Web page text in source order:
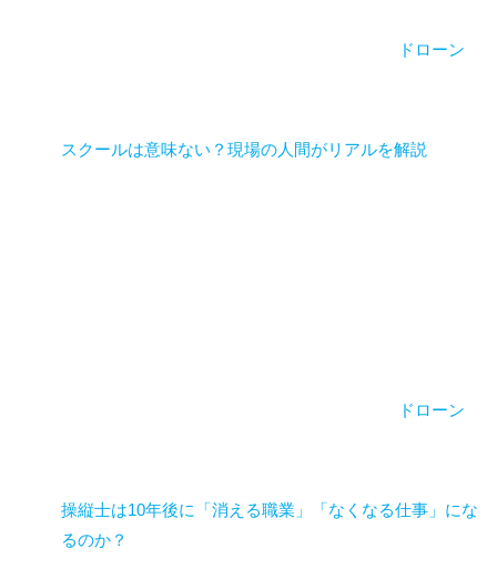
ドローン
スクールは意味ない？現場の人間がリアルを解説
ドローン
操縦士は10年後に「消える職業」「なくなる仕事」にな
るのか？